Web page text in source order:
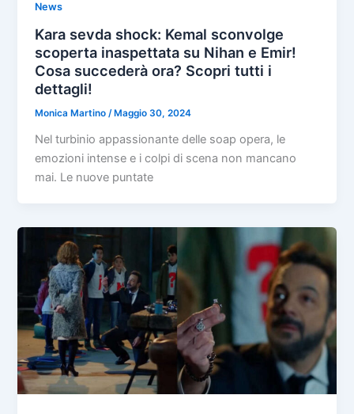
News
Kara sevda shock: Kemal sconvolge
scoperta inaspettata su Nihan e Emir!
Cosa succederà ora? Scopri tutti i
dettagli!
Monica Martino /Maggio 30, 2024
Nel turbinio appassionante delle soap opera, le
emozioni intense e i colpi di scena non mancano
mai. Le nuove puntate